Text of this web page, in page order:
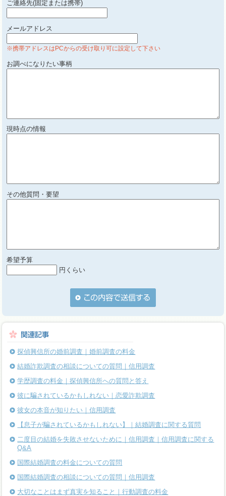
ご連絡先(固定または携帯)
メールアドレス
※携帯アドレスはPCからの受け取り可に設定して下さい
お調べになりたい事柄
現時点の情報
その他質問・要望
希望予算
円くらい
探偵興信所の婚前調査｜婚前調査の料金
結婚詐欺調査の相談についての質問｜信用調査
学歴調査の料金｜探偵興信所への質問と答え
彼に騙されているかもしれない｜恋愛詐欺調査
彼女の本音が知りたい｜信用調査
【息子が騙されているかもしれない】｜結婚調査に関する質問
二度目の結婚を失敗させないために｜信用調査｜信用調査に関する
Q&A
国際結婚調査の料金についての質問
国際結婚調査の相談についての質問｜信用調査
大切なことはまず真実を知ること｜行動調査の料金